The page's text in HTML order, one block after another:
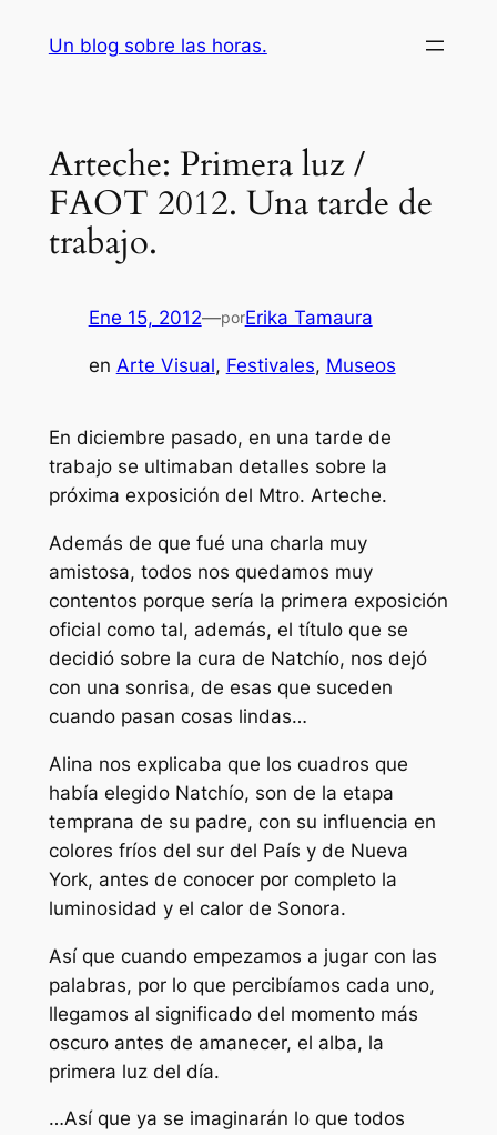
Un blog sobre las horas.
Arteche: Primera luz /
FAOT 2012. Una tarde de
trabajo.
Ene 15, 2012—porErika Tamaura
en Arte Visual, Festivales, Museos
En diciembre pasado, en una tarde de
trabajo se ultimaban detalles sobre la
próxima exposición del Mtro. Arteche.
Además de que fué una charla muy
amistosa, todos nos quedamos muy
contentos porque sería la primera exposición
oficial como tal, además, el título que se
decidió sobre la cura de Natchío, nos dejó
con una sonrisa, de esas que suceden
cuando pasan cosas lindas…
Alina nos explicaba que los cuadros que
había elegido Natchío, son de la etapa
temprana de su padre, con su influencia en
colores fríos del sur del País y de Nueva
York, antes de conocer por completo la
luminosidad y el calor de Sonora.
Así que cuando empezamos a jugar con las
palabras, por lo que percibíamos cada uno,
llegamos al significado del momento más
oscuro antes de amanecer, el alba, la
primera luz del día.
…Así que ya se imaginarán lo que todos